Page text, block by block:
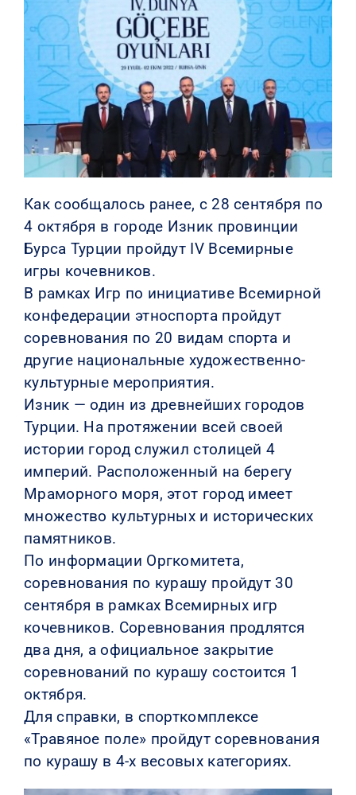
КОНТАКТЫ
Как сообщалось ранее, с 28 сентября по
4 октября в городе Изник провинции
Бурса Турции пройдут IV Всемирные
игры кочевников.
В рамках Игр по инициативе Всемирной
конфедерации этноспорта пройдут
соревнования по 20 видам спорта и
другие национальные художественно-
культурные мероприятия.
Изник — один из древнейших городов
Турции. На протяжении всей своей
истории город служил столицей 4
империй. Расположенный на берегу
Мраморного моря, этот город имеет
множество культурных и исторических
памятников.
По информации Оргкомитета,
соревнования по курашу пройдут 30
сентября в рамках Всемирных игр
кочевников. Соревнования продлятся
два дня, а официальное закрытие
соревнований по курашу состоится 1
октября.
Для справки, в спорткомплексе
«Травяное поле» пройдут соревнования
по курашу в 4-х весовых категориях.